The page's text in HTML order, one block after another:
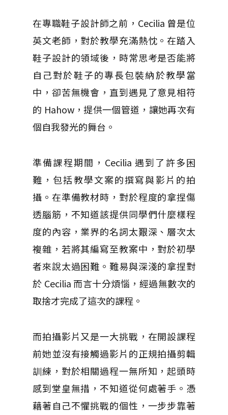
在專職鞋子設計師之前，Cecilia 曾是位
英文老師，對於教學充滿熱忱。在踏入
鞋子設計的領域後，時常思考是否能將
自己對於鞋子的專長包裝納於教學當
中，卻苦無機會，直到遇見了意見相符
的 Hahow，提供一個管道，讓她再次有
個自我發光的舞台。
準備課程期間，Cecilia 遇到了許多困
難，包括教學文案的撰寫與影片的拍
攝。在準備教材時，對於程度的拿捏傷
透腦筋，不知道該提供同學們什麼樣程
度的內容，業界的名詞太艱深、層次太
複雜，若將其編寫至教案中，對於初學
者來說太過困難。難易與深淺的拿捏對
於 Cecilia 而言十分煩惱，經過無數次的
取捨才完成了這次的課程。
而拍攝影片又是一大挑戰，在開設課程
前她並沒有接觸過影片的正規拍攝剪輯
訓練，對於相關過程一無所知，起頭時
感到堂皇無措，不知道從何處著手。憑
藉著自己不懼挑戰的個性，一步步靠著